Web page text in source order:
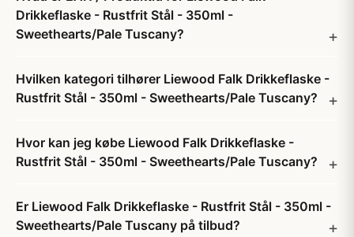
Drikkeflaske - Rustfrit Stål - 350ml -
Sweethearts/Pale Tuscany?
Hvilken kategori tilhører Liewood Falk Drikkeflaske -
Rustfrit Stål - 350ml - Sweethearts/Pale Tuscany?
Hvor kan jeg købe Liewood Falk Drikkeflaske -
Rustfrit Stål - 350ml - Sweethearts/Pale Tuscany?
Er Liewood Falk Drikkeflaske - Rustfrit Stål - 350ml -
Sweethearts/Pale Tuscany på tilbud?